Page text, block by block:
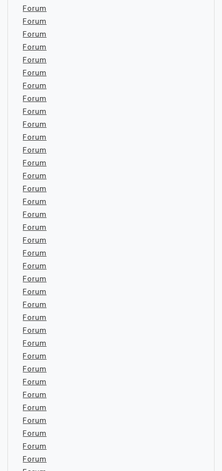
Forum
Forum
Forum
Forum
Forum
Forum
Forum
Forum
Forum
Forum
Forum
Forum
Forum
Forum
Forum
Forum
Forum
Forum
Forum
Forum
Forum
Forum
Forum
Forum
Forum
Forum
Forum
Forum
Forum
Forum
Forum
Forum
Forum
Forum
Forum
Forum